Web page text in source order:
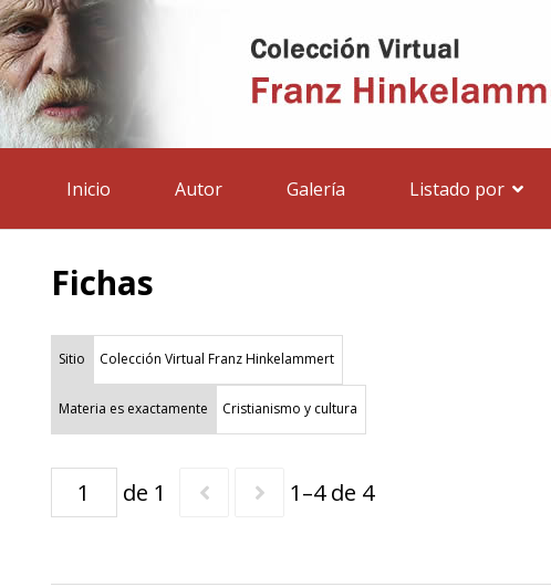
Inicio Autor Galería Listado por
Fichas
Sitio Colección Virtual Franz Hinkelammert
Materia es exactamente Cristianismo y cultura
de 1 1–4 de 4